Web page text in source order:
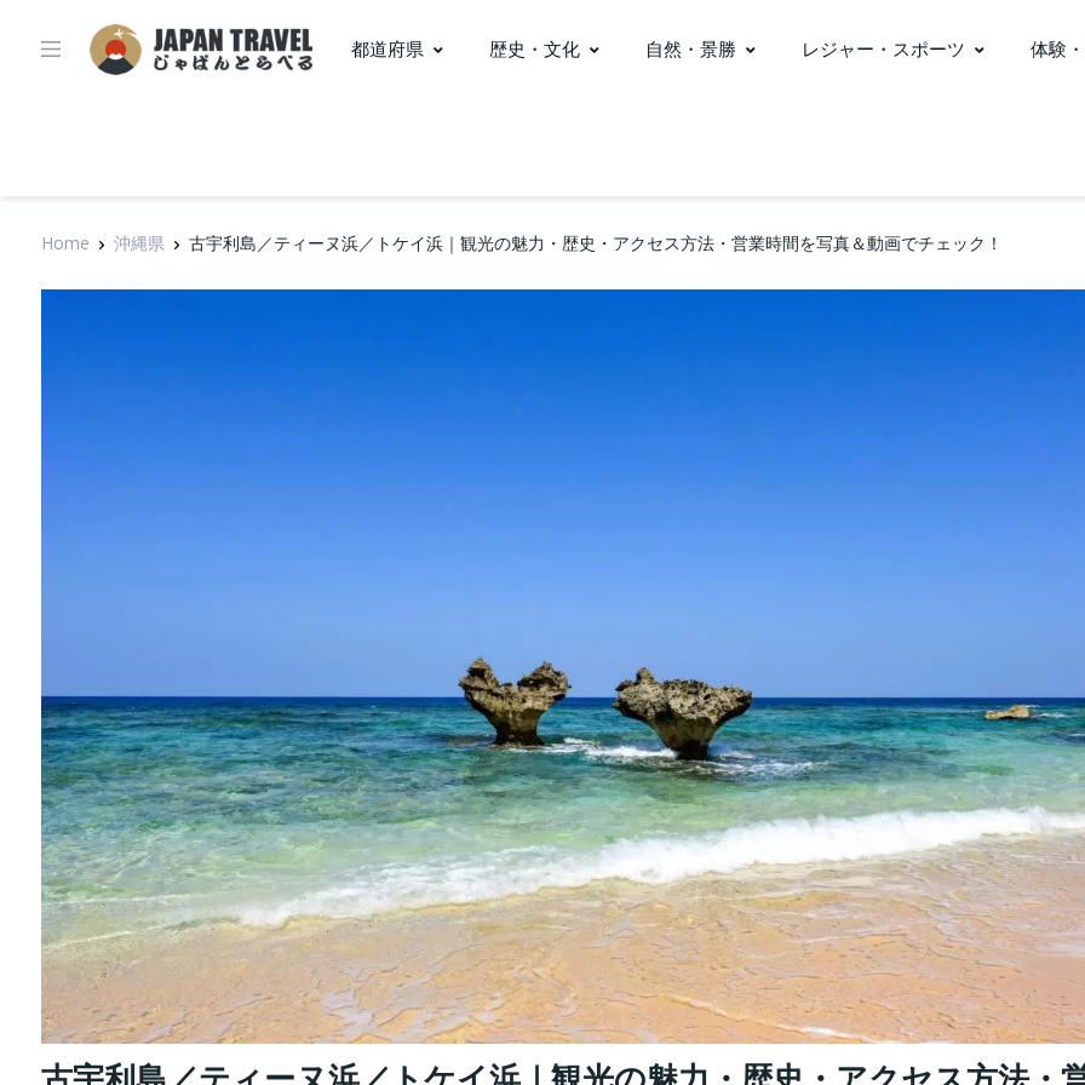
都道府県 歴史・文化 自然・景勝 レジャー・スポーツ 体験
Home 沖縄県 古宇利島／ティーヌ浜／トケイ浜｜観光の魅力・歴史・アクセス方法・営業時間を写真＆動画でチェック！